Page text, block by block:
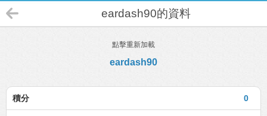
eardash90的資料
點擊重新加載
eardash90
0
積分